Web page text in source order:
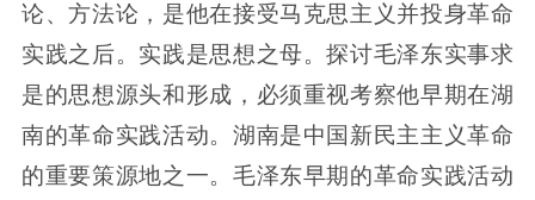
论、方法论，是他在接受马克思主义并投身革命
实践之后。实践是思想之母。探讨毛泽东实事求
是的思想源头和形成，必须重视考察他早期在湖
南的革命实践活动。湖南是中国新民主主义革命
的重要策源地之一。毛泽东早期的革命实践活动